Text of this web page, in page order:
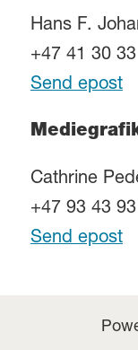
Hans F.
+47 41 30
Send epost
Cathrine
+47 93 43
Send epost